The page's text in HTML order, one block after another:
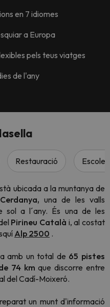
en 7 idiomes
a Europa
pels teus viatges
de l'any
Restauració
ubicada a la muntanya de
Cerdanya, una de les valls
sol a l´any. És una de les
Pirineu Català i, al costat
Alp 2500 .
amb un total de 65 pistes
74 km que discorre entre
del Cadí-Moixeró.
un munt d'informació